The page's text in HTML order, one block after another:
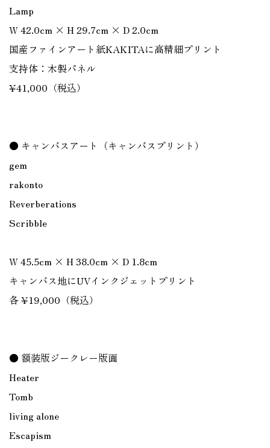
Lamp
W 42.0cm × H 29.7cm × D 2.0cm
国産ファインアート紙KAKITAに高精細プリント
支持体：木製パネル
¥41,000（税込）
● キャンバスアート（キャンバスプリント）
gem
rakonto
Reverberations
Scribble
W 45.5cm × H 38.0cm × D 1.8cm
キャンバス地にUVインクジェットプリント
各 ¥19,000（税込）
● 額装版ジークレー版画
Heater
Tomb
living alone
Escapism